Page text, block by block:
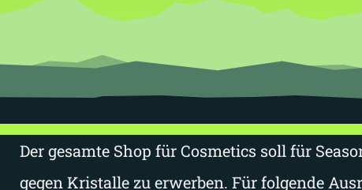
Der gesamte Shop für Cosmetics soll für
gegen Kristalle zu erwerben. Für folgende